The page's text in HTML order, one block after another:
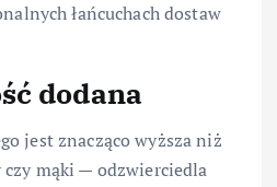
łańcuchach dostaw
dodana
jest znacząco wyższa niż
czy mąki — odzwierciedla